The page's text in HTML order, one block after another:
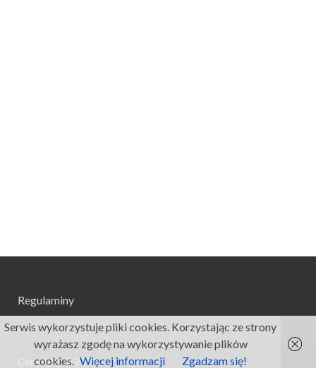
Regulaminy
Copyright © 2026.
Serwis wykorzystuje pliki cookies. Korzystając ze strony
wyrażasz zgodę na wykorzystywanie plików
cookies. Więcej informacji Zgadzam się!